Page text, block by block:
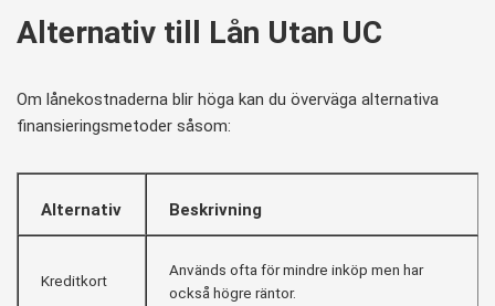
Alternativ till Lån Utan UC
Om lånekostnaderna blir höga kan du överväga alternativa
finansieringsmetoder såsom:
Alternativ Beskrivning
Kreditkort
Används ofta för mindre inköp men har
också högre räntor.